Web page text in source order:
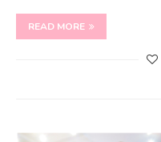
READ MORE